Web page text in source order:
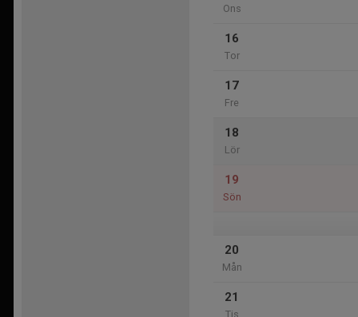
Ons
16
Tor
17
Fre
18
Lör
19
Sön
20
Mån
21
Tis